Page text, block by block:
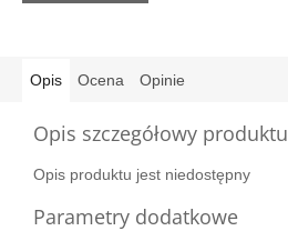
Opis Ocena Opinie
Opis szczegółowy produktu
Opis produktu jest niedostępny
Parametry dodatkowe